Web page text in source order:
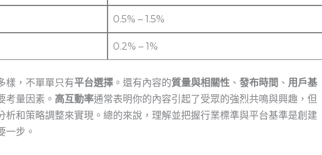
0.5% – 1.5%
0.2% – 1%
樣，不單單只有平台選擇。還有內容的質量與相關性、 發布時間 、 用戶基
考量因素。 高互動率通常表明你的內容引起了受眾的強烈共鳴與興趣，但
析和策略調整來實現。總的來說，理解並把握行業標準與平台基準是創建
一步。